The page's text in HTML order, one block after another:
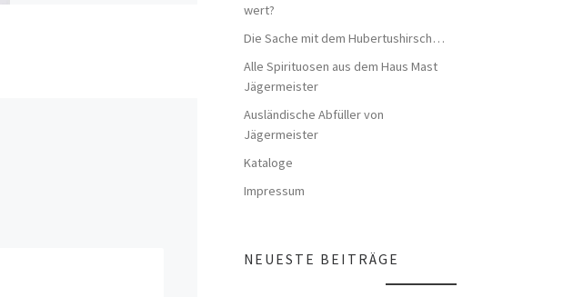
Art Druckgußmetall.
Material. Der Klarlack platzt
wert?
Die Sache mit dem Hubertushirsch…
Alle Spirituosen aus dem Haus Mast
Jägermeister
Ausländische Abfüller von
Jägermeister
Kataloge
Impressum
NEUESTE BEITRÄGE